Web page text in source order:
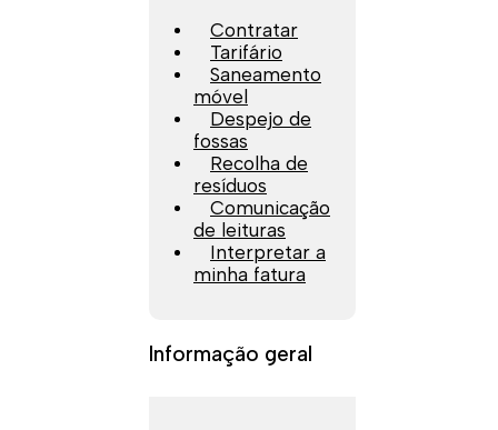
Contratar
Tarifário
Saneamento
móvel
Despejo de
fossas
Recolha de
resíduos
Comunicação
de leituras
Interpretar a
minha fatura
Informação geral